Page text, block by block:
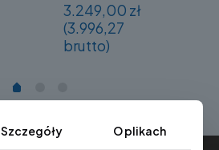
3.249,00 zł
(3.996,27
brutto)
Szczegóły O plikach